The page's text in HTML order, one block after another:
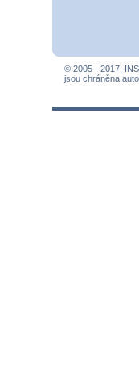
© 2005 - 2017,
jsou chráněna